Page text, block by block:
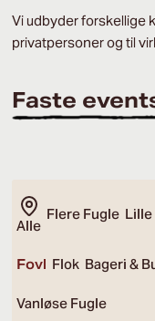
Vi udbyder forskellige
privatpersoner og til
Faste
Alle
Flere Fugle Lille
Fovl Flok Bageri &
Vanløse Fugle